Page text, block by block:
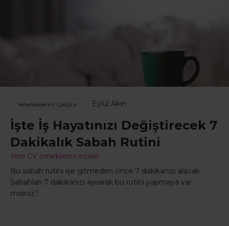
Yeteneklerini Geliştir Eylül Akın
İşte İş Hayatınızı Değiştirecek 7
Dakikalık Sabah Rutini
Yeni CV örneklerini incele
Bu sabah rutini işe gitmeden önce 7 dakikanızı alacak.
Sabahları 7 dakikanızı ayırarak bu rutini yapmaya var
mısınız?